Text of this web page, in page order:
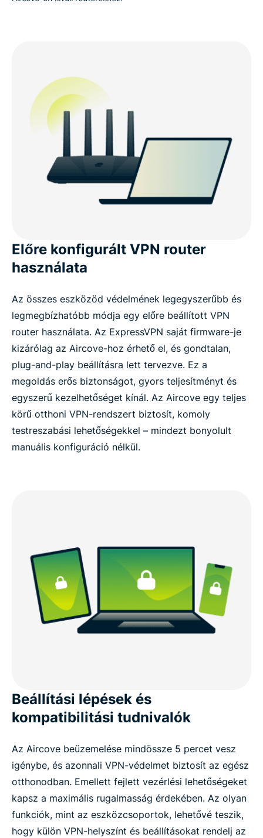
Előre konfigurált VPN router
használata
Az összes eszközöd védelmének legegyszerűbb és
legmegbízhatóbb módja egy előre beállított VPN
router használata. Az ExpressVPN saját firmware-je
kizárólag az Aircove-hoz érhető el, és gondtalan,
plug-and-play beállításra lett tervezve. Ez a
megoldás erős biztonságot, gyors teljesítményt és
egyszerű kezelhetőséget kínál. Az Aircove egy teljes
körű otthoni VPN-rendszert biztosít, komoly
testreszabási lehetőségekkel – mindezt bonyolult
manuális konfiguráció nélkül.
Beállítási lépések és
kompatibilitási tudnivalók
Az Aircove beüzemelése mindössze 5 percet vesz
igénybe, és azonnali VPN-védelmet biztosít az egész
otthonodban. Emellett fejlett vezérlési lehetőségeket
kapsz a maximális rugalmasság érdekében. Az olyan
funkciók, mint az eszközcsoportok, lehetővé teszik,
hogy külön VPN-helyszínt és beállításokat rendelj az